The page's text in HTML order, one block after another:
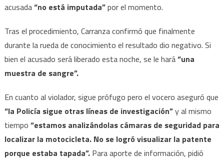
acusada“no está imputada”por el momento.
Tras el procedimiento, Carranza confirmó que finalmente
durante la rueda de conocimiento el resultado dio negativo. Si
bien el acusado será liberado esta noche, se le hará“una
muestra de sangre”.
En cuanto al violador, sigue prófugo pero el vocero aseguró que
“la Policía sigue otras líneas de investigación”y al mismo
tiempo “estamos analizándolas cámaras de seguridad para
localizar la motocicleta. No se logró visualizar la patente
porque estaba tapada”. Para aporte de información, pidió